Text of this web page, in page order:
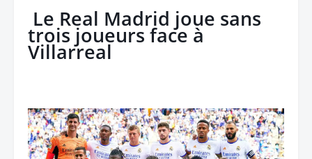
Le Real Madrid joue sans
trois joueurs face à
Villarreal